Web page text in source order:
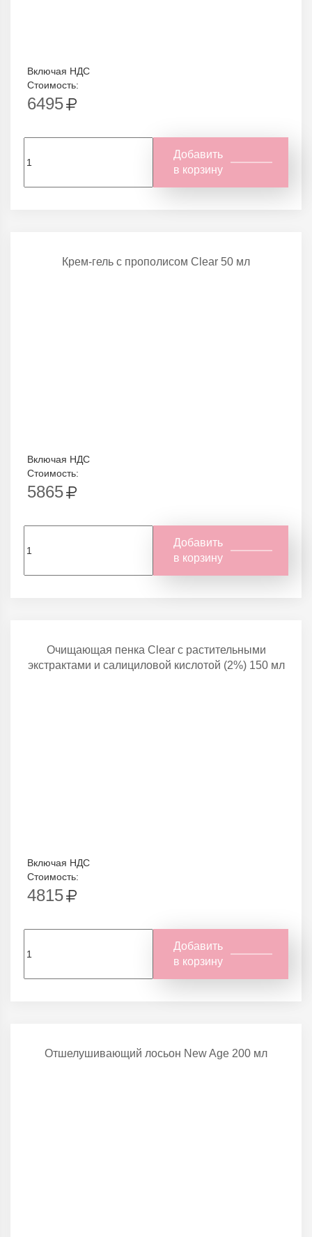
Включая НДС
Стоимость:
6495
Добавить
в корзину
Крем-гель с прополисом Clear 50 мл
Включая НДС
Стоимость:
5865
Добавить
в корзину
Очищающая пенка Clear с растительными
экстрактами и салициловой кислотой (2%) 150 мл
Включая НДС
Стоимость:
4815
Добавить
в корзину
Отшелушивающий лосьон New Age 200 мл